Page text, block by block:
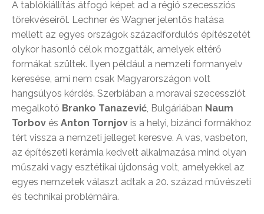
A tablókiállítás átfogó képet ad a régió szecessziós
törekvéseiről. Lechner és Wagner jelentős hatása
mellett az egyes országok századfordulós építészetét
olykor hasonló célok mozgatták, amelyek eltérő
formákat szültek. Ilyen például a nemzeti formanyelv
keresése, ami nem csak Magyarországon volt
hangsúlyos kérdés. Szerbiában a moravai szecessziót
megalkotó Branko Tanazević, Bulgáriában Naum
Torbov és Anton Tornjov is a helyi, bizánci formákhoz
tért vissza a nemzeti jelleget keresve. A vas, vasbeton,
az építészeti kerámia kedvelt alkalmazása mind olyan
műszaki vagy esztétikai újdonság volt, amelyekkel az
egyes nemzetek választ adtak a 20. század művészeti
és technikai problémáira.